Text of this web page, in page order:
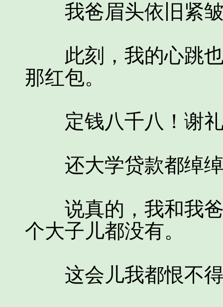
我爸眉头依旧紧皱
此刻，我的心跳也
那红包。
定钱八千八！谢礼
还大学贷款都绰绰
说真的，我和我爸
个大子儿都没有。
这会儿我都恨不得